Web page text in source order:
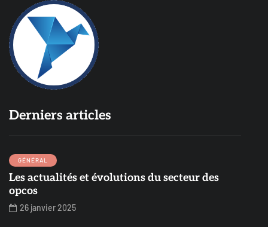
Derniers articles
GÉNÉRAL
Les actualités et évolutions du secteur des
opcos
26 janvier 2025